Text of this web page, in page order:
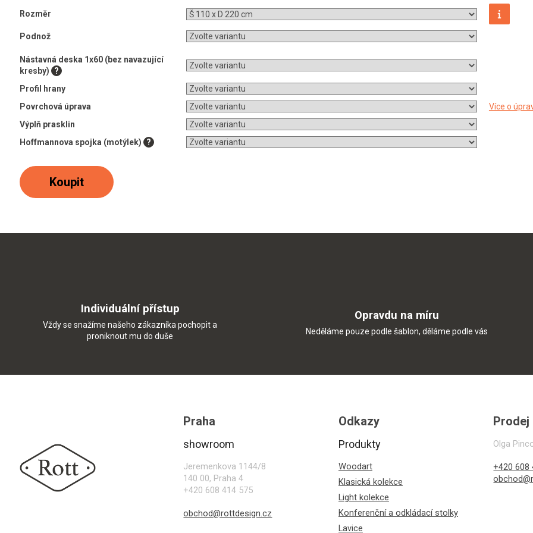
Rozměr
Podnož
Nástavná deska 1x60 (bez navazující
kresby) ?
Profil hrany
Povrchová úprava
Více o
Výplň prasklin
Hoffmannova spojka (motýlek) ?
Koupit
Individuální přístup
Vždy se snažíme našeho zákazníka pochopit a
proniknout mu do duše
Opravdu na míru
Neděláme pouze podle šablon, děláme podle vás
Praha
showroom
Jeremenkova 1144/8
140 00, Praha 4
+420 608 414 575
obchod@rottdesign.cz
Odkazy
Produkty
Woodart
Klasická kolekce
Light kolekce
Konferenční a odkládací stolky
Lavice
Prodej
Olga
+420 608